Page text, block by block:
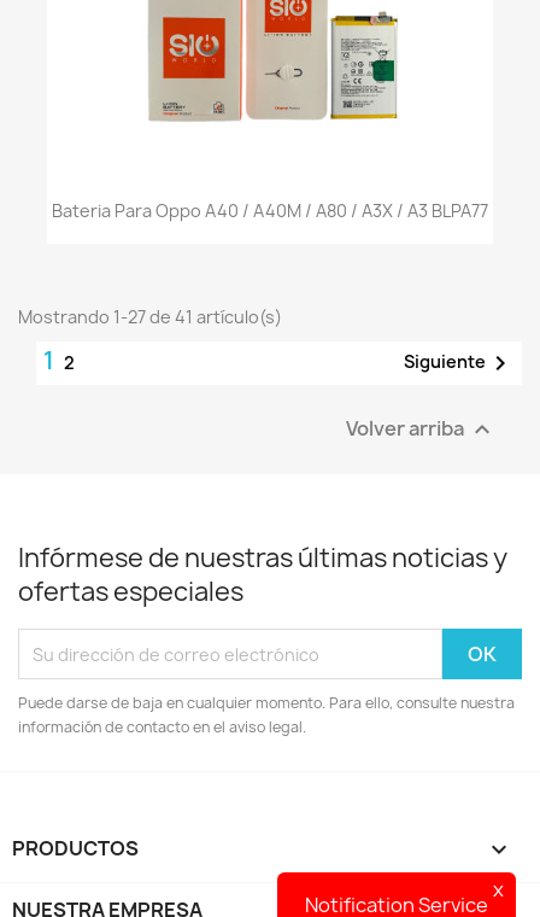
Bateria Para Oppo A40 / A40M / A80 / A3X / A3 BLPA77
Mostrando 1-27 de 41 artículo(s)
1 2 Siguiente 
Volver arriba 
Infórmese de nuestras últimas noticias y
ofertas especiales
Puede darse de baja en cualquier momento. Para ello, consulte nuestra
información de contacto en el aviso legal.
PRODUCTOS 
NUESTRA EMPRESA 
x
Notification Service